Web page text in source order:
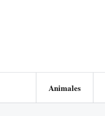
Animales